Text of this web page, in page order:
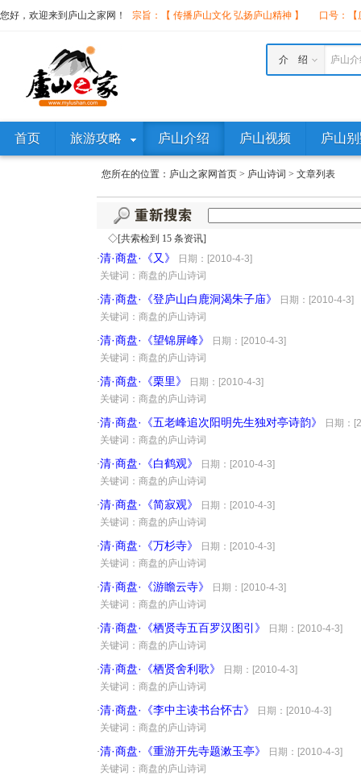
您好，欢迎来到庐山之家网！ 宗旨：【 传播庐山文化 弘扬庐山精神 】 口号：
庐山
介 绍
首页 旅游攻略 庐山介绍 庐山视频 庐山
您所在的位置： 庐山之家网首页 > 庐山诗词 > 文章列表
◇[共索检到 15 条资讯]
·清·商盘·《又》
日期：[2010-4-3]
关键词：商盘的庐山诗词
·清·商盘·《登庐山白鹿洞渴朱子庙》
日期：[2010-4-3]
关键词：商盘的庐山诗词
·清·商盘·《望锦屏峰》
日期：[2010-4-3]
关键词：商盘的庐山诗词
·清·商盘·《栗里》
日期：[2010-4-3]
关键词：商盘的庐山诗词
·清·商盘·《五老峰追次阳明先生独对亭诗韵》
日期：
关键词：商盘的庐山诗词
·清·商盘·《白鹤观》
日期：[2010-4-3]
关键词：商盘的庐山诗词
·清·商盘·《简寂观》
日期：[2010-4-3]
关键词：商盘的庐山诗词
·清·商盘·《万杉寺》
日期：[2010-4-3]
关键词：商盘的庐山诗词
·清·商盘·《游瞻云寺》
日期：[2010-4-3]
关键词：商盘的庐山诗词
·清·商盘·《栖贤寺五百罗汉图引》
日期：[2010-4-3]
关键词：商盘的庐山诗词
·清·商盘·《栖贤舍利歌》
日期：[2010-4-3]
关键词：商盘的庐山诗词
·清·商盘·《李中主读书台怀古》
日期：[2010-4-3]
关键词：商盘的庐山诗词
·清·商盘·《重游开先寺题漱玉亭》
日期：[2010-4-3]
关键词：商盘的庐山诗词